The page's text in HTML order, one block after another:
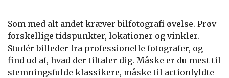
Som med alt andet kræver bilfotografi øvelse. Prøv
forskellige tidspunkter, lokationer og vinkler.
Studér billeder fra professionelle fotografer, og
find ud af, hvad der tiltaler dig. Måske er du mest til
stemningsfulde klassikere, måske til actionfyldte